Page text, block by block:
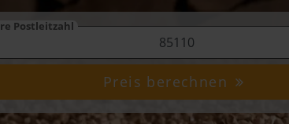
Postleitzahl
Preis berechnen